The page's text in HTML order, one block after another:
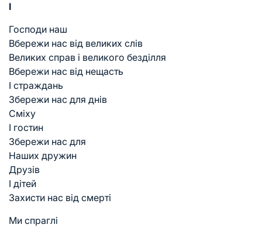
I
Господи наш
Вбережи нас від великих слів
Великих справ і великого безділля
Вбережи нас від нещасть
І страждань
Збережи нас для днів
Сміху
І гостин
Збережи нас для
Наших дружин
Друзів
І дітей
Захисти нас від смерті
Ми спраглі